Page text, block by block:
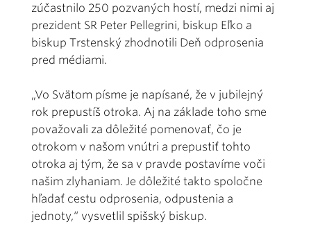
zúčastnilo 250 pozvaných hostí, medzi nimi aj
prezident SR Peter Pellegrini, biskup Eľko a
biskup Trstenský zhodnotili Deň odprosenia
pred médiami.
„Vo Svätom písme je napísané, že v jubilejný
rok prepustíš otroka. Aj na základe toho sme
považovali za dôležité pomenovať, čo je
otrokom v našom vnútri a prepustiť tohto
otroka aj tým, že sa v pravde postavíme voči
našim zlyhaniam. Je dôležité takto spoločne
hľadať cestu odprosenia, odpustenia a
jednoty,“ vysvetlil spišský biskup.